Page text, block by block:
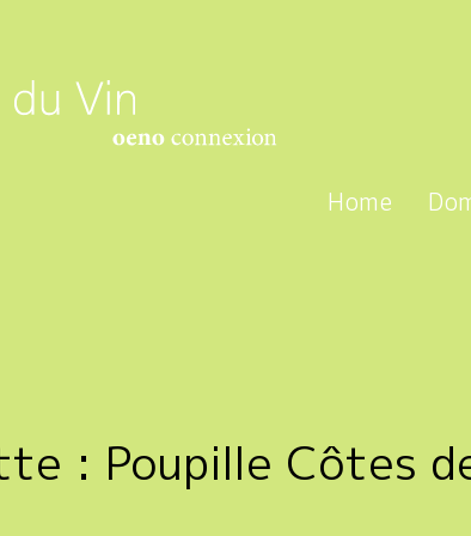
Home
: Poupille Côtes